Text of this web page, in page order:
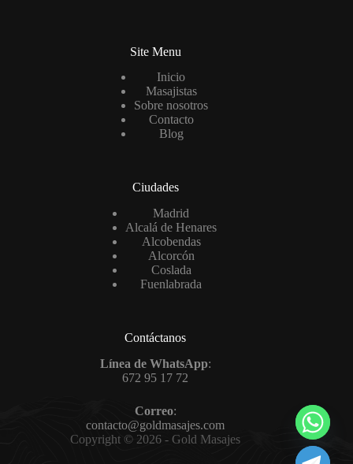
Site Menu
Inicio
Masajistas
Sobre nosotros
Contacto
Blog
Ciudades
Madrid
Alcalá de Henares
Alcobendas
Alcorcón
Coslada
Fuenlabrada
Contáctanos
Línea de WhatsApp:
672 95 17 72
Correo:
contacto@goldmasajes.com
Copyright © 2026 - Gold Masajes